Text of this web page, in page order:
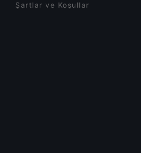
Şartlar ve Koşullar